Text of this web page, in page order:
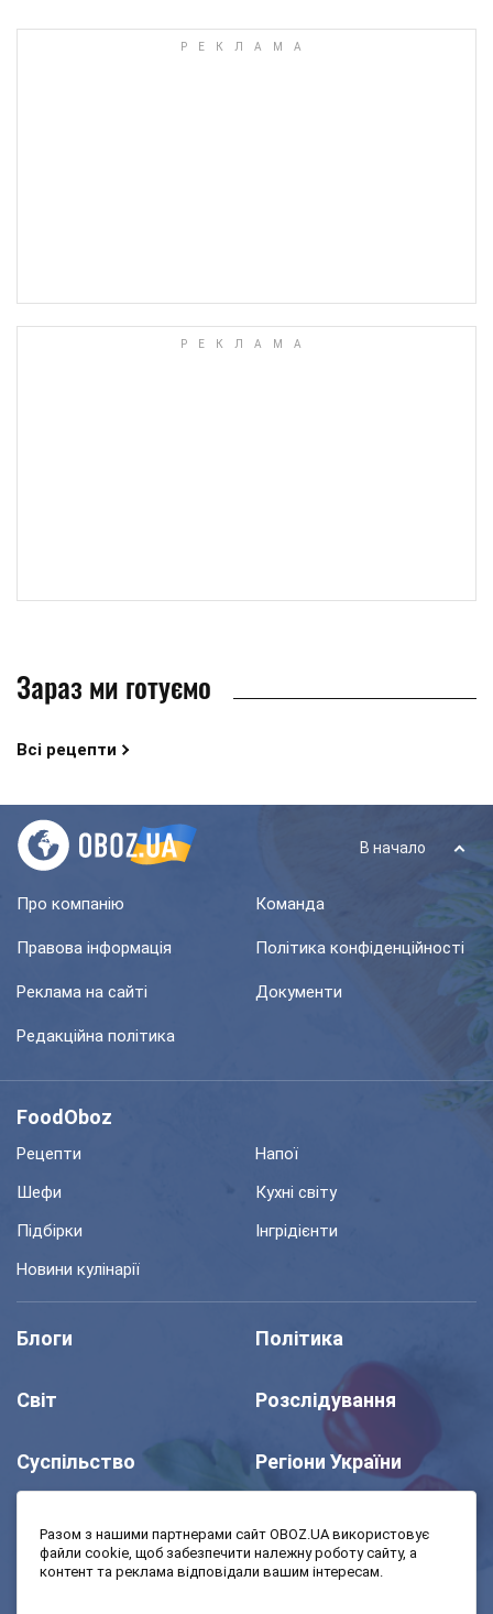
Зараз ми готуємо
Всі рецепти
В начало
Про компанію Команда
Правова інформація Політика конфіденційності
Реклама на сайті Документи
Редакційна політика
FoodOboz
Рецепти
Напої
Шефи
Кухні світу
Підбірки
Інгрідієнти
Новини кулінарії
Блоги Політика
Світ Розслідування
Суспільство Регіони України
Моя школа Авто
Разом з нашими партнерами сайт OBOZ.UA використовує
файли cookie, щоб забезпечити належну роботу сайту, а
контент та реклама відповідали вашим інтересам.